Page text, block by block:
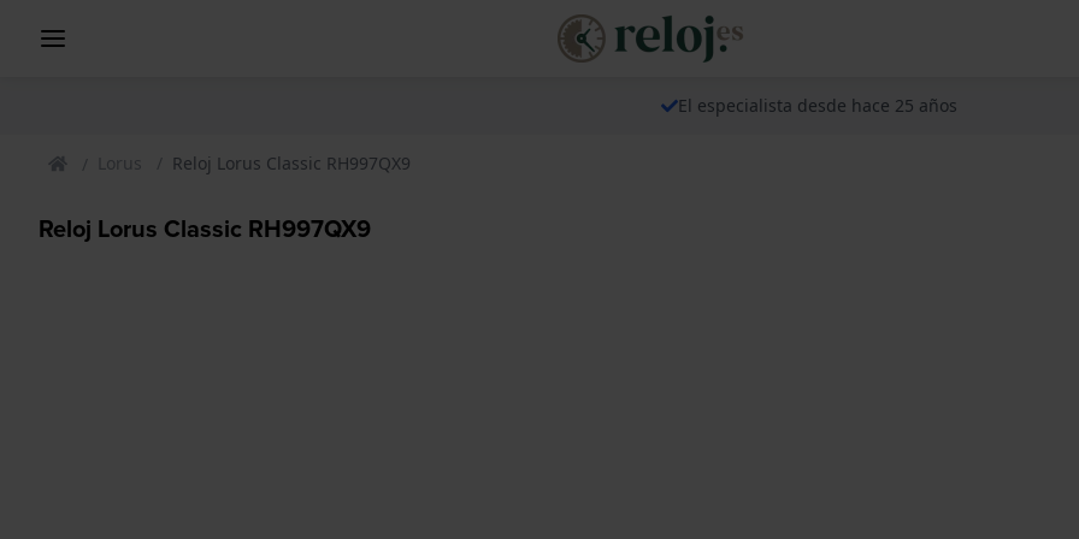
El especialista desde hace 25 años
Lorus Reloj Lorus Classic RH997QX9
Reloj Lorus Classic RH997QX9